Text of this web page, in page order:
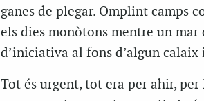
ganes de plegar. Omplint camps
els dies monòtons mentre un mar
d’iniciativa al fons d’algun calaix
Tot és urgent, tot era per ahir, per